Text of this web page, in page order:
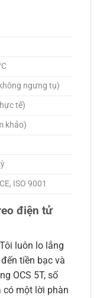
ngưng tụ)
tế)
khảo)
ISO 9001
điện tử
luôn lo lắng
tiền bạc và
OCS 5T, số
có một lời phàn